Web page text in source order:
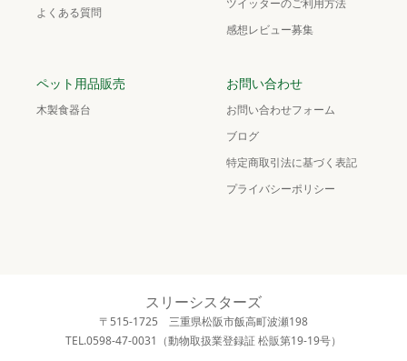
よくある質問
ツイッターのご利用方法
感想レビュー募集
ペット用品販売
木製食器台
お問い合わせ
お問い合わせフォーム
ブログ
特定商取引法に基づく表記
プライバシーポリシー
スリーシスターズ
〒515-1725 三重県松阪市飯高町波瀬198
TEL.0598-47-0031（動物取扱業登録証 松販第19-19号）